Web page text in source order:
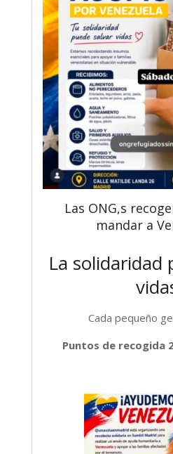
Las ONG,s
mandar a
La solidaridad
Cada pequeño
Puntos de recogida